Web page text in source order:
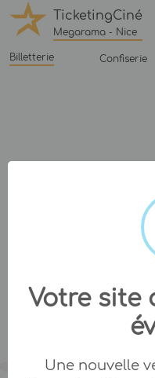
TicketingCiné
Megarama - Nice
Billetterie Confiserie
Votre site
Une nouvelle